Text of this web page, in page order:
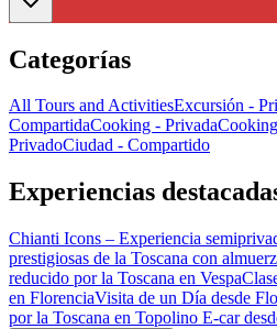
Categorías
All Tours and ActivitiesExcursión -
CompartidaCooking - Privada
PrivadoCiudad - Compartido
Experiencias
Chianti Icons – Experiencia
prestigiosas de la Toscana con
reducido por la Toscana en Vespa
en FlorenciaVisita de un Día desde
por la Toscana en Topolino E-car